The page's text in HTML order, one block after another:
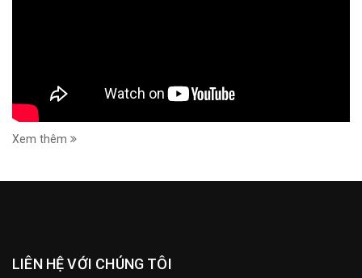
Xem thêm
LIÊN HỆ VỚI CHÚNG TÔI